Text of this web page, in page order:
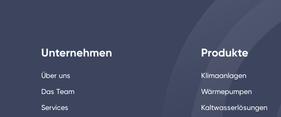
Unternehmen
Über uns
Das Team
Services
Produkte
Klimaanlagen
Wärmepumpen
Kaltwasserlösungen